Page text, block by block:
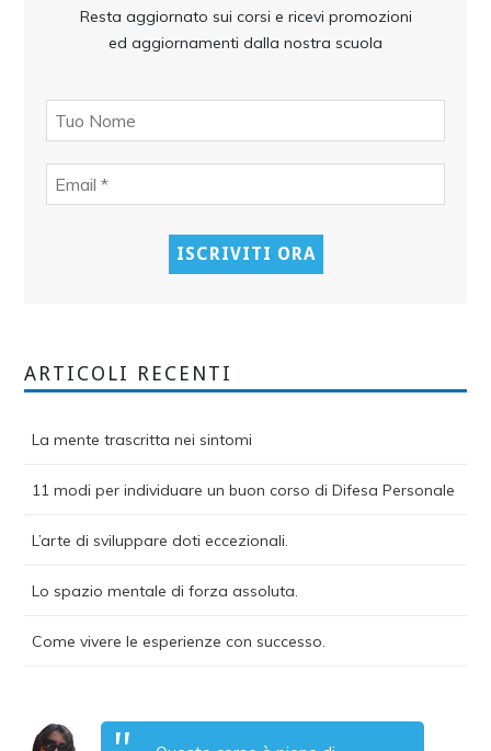
Resta aggiornato sui corsi e ricevi promozioni
ed aggiornamenti dalla nostra scuola
ARTICOLI RECENTI
La mente trascritta nei sintomi
11 modi per individuare un buon corso di Difesa Personale
L’arte di sviluppare doti eccezionali.
Lo spazio mentale di forza assoluta.
Come vivere le esperienze con successo.